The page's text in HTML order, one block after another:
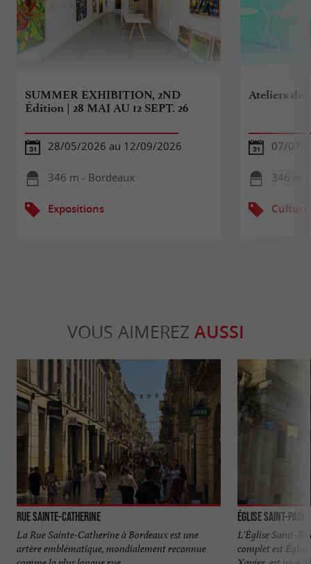
SUMMER EXHIBITION, 2ND
Édition | 28 MAI AU 12 SEPT. 26
28/05/2026 au 12/09/2026
346 m - Bordeaux
Expositions
Ateliers des
07/07/
346 m
Culture
VOUS AIMEREZ AUSSI
Rue Sainte-Catherine
La Rue Sainte-Catherine à Bordeaux est une
artère emblématique, mondialement reconnue
Église Saint-Paul
L'Église Saint-
complet est